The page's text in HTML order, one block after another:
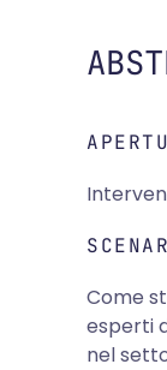
Come
esperti
nel